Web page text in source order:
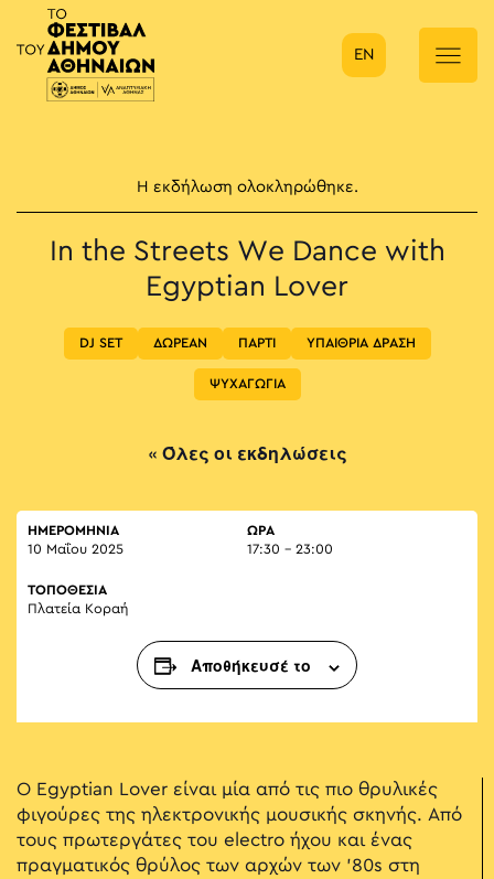
Κύρια πλοήγηση
EN
Η εκδήλωση ολοκληρώθηκε.
In the Streets We Dance with
Egyptian Lover
DJ SET ΔΩΡΕΑΝ ΠΑΡΤΙ ΥΠΑΙΘΡΙΑ ΔΡΑΣΗ
ΨΥΧΑΓΩΓΙΑ
« Όλες οι εκδηλώσεις
ΗΜΕΡΟΜΗΝΙΑ
10 Μαΐου 2025
ΏΡΑ
17:30 - 23:00
ΤΟΠΟΘΕΣΙΑ
Πλατεία Κοραή
Αποθήκευσέ το
Ο Egyptian Lover είναι μία από τις πιο θρυλικές
φιγούρες της ηλεκτρονικής μουσικής σκηνής. Από
τους πρωτεργάτες του electro ήχου και ένας
πραγματικός θρύλος των αρχών των ’80s στη